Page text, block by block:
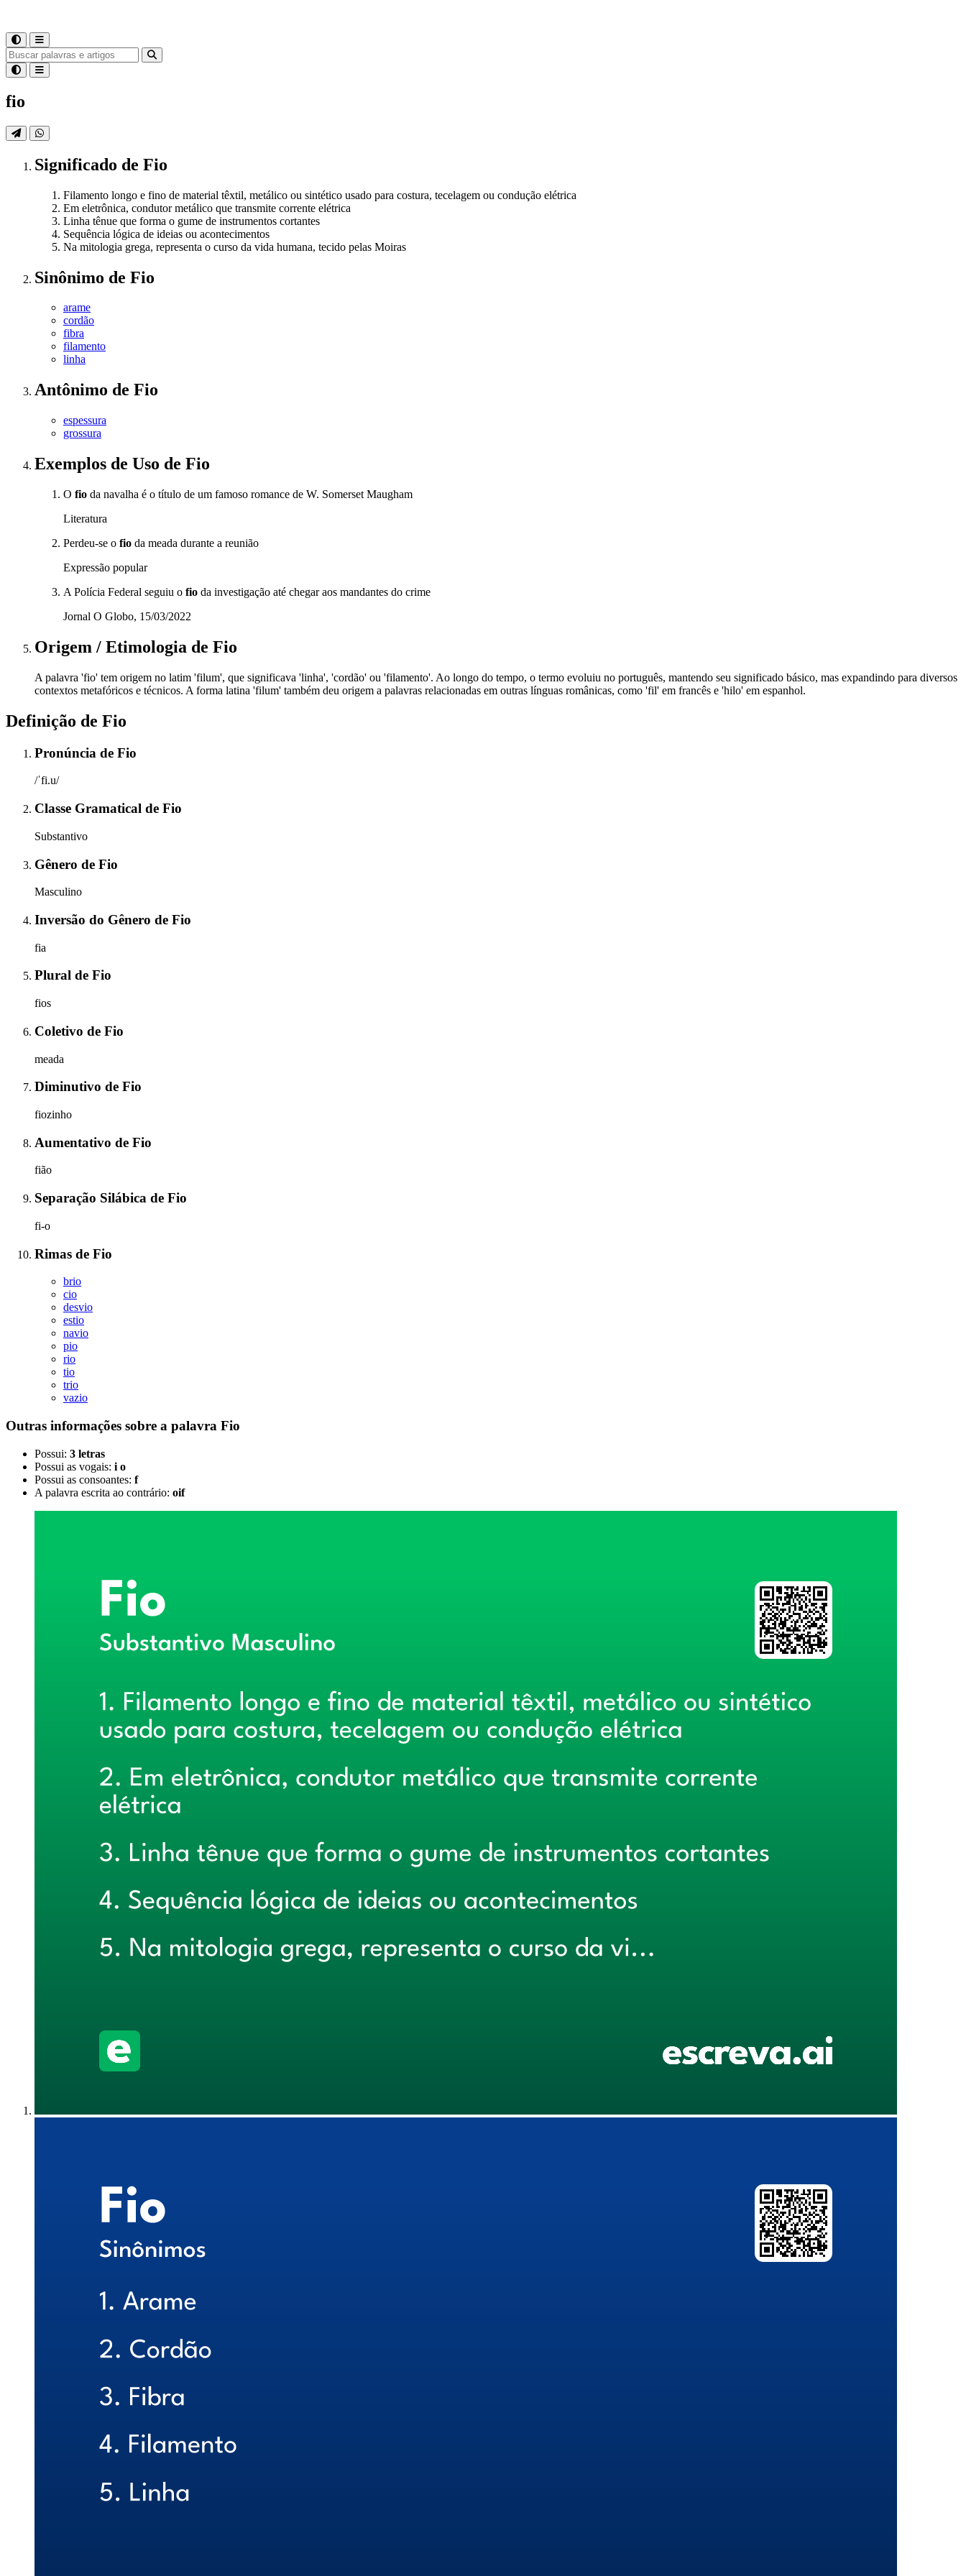
fio
Significado de Fio
Filamento longo e fino de material têxtil, metálico ou sintético usado para costura, tecelagem ou condução elétrica
Em eletrônica, condutor metálico que transmite corrente elétrica
Linha tênue que forma o gume de instrumentos cortantes
Sequência lógica de ideias ou acontecimentos
Na mitologia grega, representa o curso da vida humana, tecido pelas Moiras
Sinônimo de Fio
arame
cordão
fibra
filamento
linha
Antônimo de Fio
espessura
grossura
Exemplos de Uso de Fio
O fio da navalha é o título de um famoso romance de W. Somerset Maugham
Literatura
Perdeu-se o fio da meada durante a reunião
Expressão popular
A Polícia Federal seguiu o fio da investigação até chegar aos mandantes do crime
Jornal O Globo, 15/03/2022
Origem / Etimologia de Fio
A palavra 'fio' tem origem no latim 'filum', que significava 'linha', 'cordão' ou 'filamento'. Ao longo do tempo, o termo evoluiu no português, mantendo seu significado básico, mas expandindo para diversos
contextos metafóricos e técnicos. A forma latina 'filum' também deu origem a palavras relacionadas em outras línguas românicas, como 'fil' em francês e 'hilo' em espanhol.
Definição de Fio
Pronúncia de Fio
/ˈfi.u/
Classe Gramatical de Fio
Substantivo
Gênero de Fio
Masculino
Inversão do Gênero de Fio
fia
Plural de Fio
fios
Coletivo de Fio
meada
Diminutivo de Fio
fiozinho
Aumentativo de Fio
fião
Separação Silábica de Fio
fi-o
Rimas de Fio
brio
cio
desvio
estio
navio
pio
rio
tio
trio
vazio
Outras informações sobre a palavra Fio
Possui: 3 letras
Possui as vogais: i o
Possui as consoantes: f
A palavra escrita ao contrário: oif